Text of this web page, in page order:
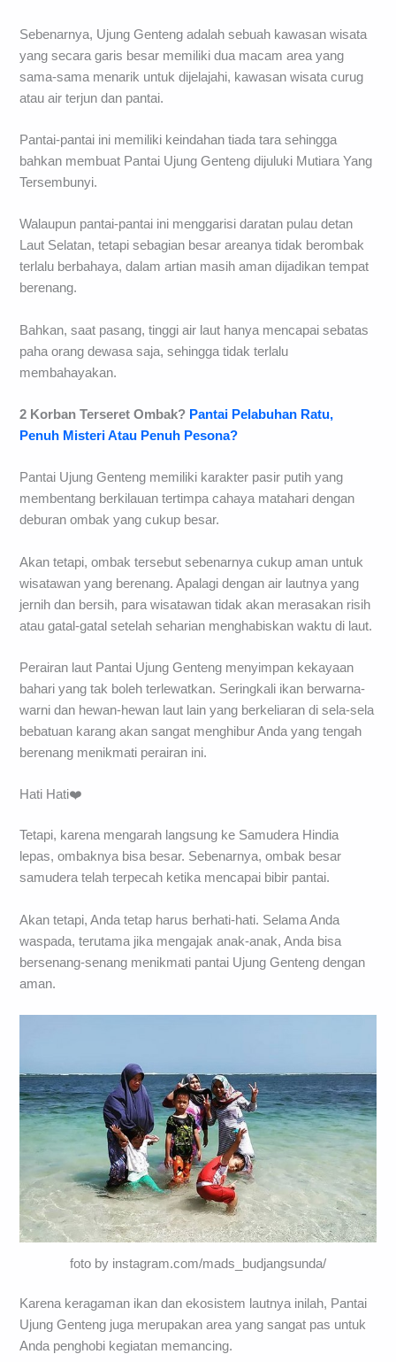
Sebenarnya, Ujung Genteng adalah sebuah kawasan wisata
yang secara garis besar memiliki dua macam area yang
sama-sama menarik untuk dijelajahi, kawasan wisata curug
atau air terjun dan pantai.
Pantai-pantai ini memiliki keindahan tiada tara sehingga
bahkan membuat Pantai Ujung Genteng dijuluki Mutiara Yang
Tersembunyi.
Walaupun pantai-pantai ini menggarisi daratan pulau detan
Laut Selatan, tetapi sebagian besar areanya tidak berombak
terlalu berbahaya, dalam artian masih aman dijadikan tempat
berenang.
Bahkan, saat pasang, tinggi air laut hanya mencapai sebatas
paha orang dewasa saja, sehingga tidak terlalu
membahayakan.
2 Korban Terseret Ombak? Pantai Pelabuhan Ratu,
Penuh Misteri Atau Penuh Pesona?
Pantai Ujung Genteng memiliki karakter pasir putih yang
membentang berkilauan tertimpa cahaya matahari dengan
deburan ombak yang cukup besar.
Akan tetapi, ombak tersebut sebenarnya cukup aman untuk
wisatawan yang berenang. Apalagi dengan air lautnya yang
jernih dan bersih, para wisatawan tidak akan merasakan risih
atau gatal-gatal setelah seharian menghabiskan waktu di laut.
Perairan laut Pantai Ujung Genteng menyimpan kekayaan
bahari yang tak boleh terlewatkan. Seringkali ikan berwarna-
warni dan hewan-hewan laut lain yang berkeliaran di sela-sela
bebatuan karang akan sangat menghibur Anda yang tengah
berenang menikmati perairan ini.
Hati Hati❤️
Tetapi, karena mengarah langsung ke Samudera Hindia
lepas, ombaknya bisa besar. Sebenarnya, ombak besar
samudera telah terpecah ketika mencapai bibir pantai.
Akan tetapi, Anda tetap harus berhati-hati. Selama Anda
waspada, terutama jika mengajak anak-anak, Anda bisa
bersenang-senang menikmati pantai Ujung Genteng dengan
aman.
foto by instagram.com/mads_budjangsunda/
Karena keragaman ikan dan ekosistem lautnya inilah, Pantai
Ujung Genteng juga merupakan area yang sangat pas untuk
Anda penghobi kegiatan memancing.